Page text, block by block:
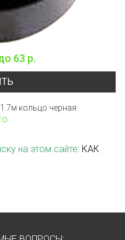
63 р.
кольцо черная
на этом сайте: КАК